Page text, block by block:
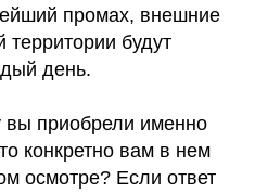
промах, внешние
будут
день.
вы приобрели именно
конкретно вам в нем
осмотре? Если ответ